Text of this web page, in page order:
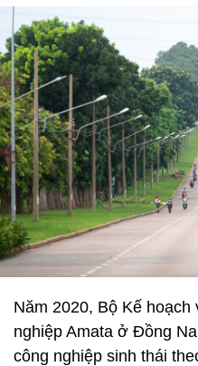
Năm 2020, Bộ Kế
nghiệp Amata ở Đồng
công nghiệp sinh thái